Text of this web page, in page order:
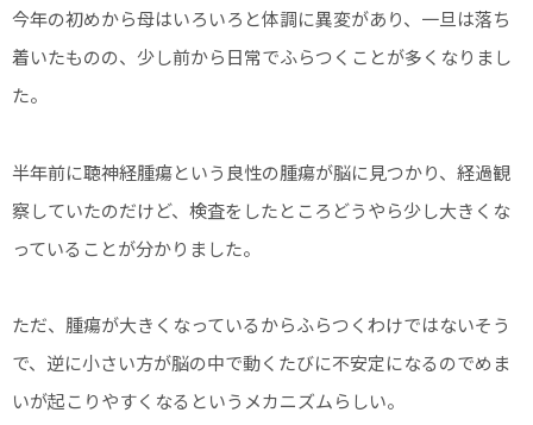
今年の初めから母はいろいろと体調に異変があり、一旦は落ち
着いたものの、少し前から日常でふらつくことが多くなりまし
た。
半年前に聴神経腫瘍という良性の腫瘍が脳に見つかり、経過観
察していたのだけど、検査をしたところどうやら少し大きくな
っていることが分かりました。
ただ、腫瘍が大きくなっているからふらつくわけではないそう
で、逆に小さい方が脳の中で動くたびに不安定になるのでめま
いが起こりやすくなるというメカニズムらしい。